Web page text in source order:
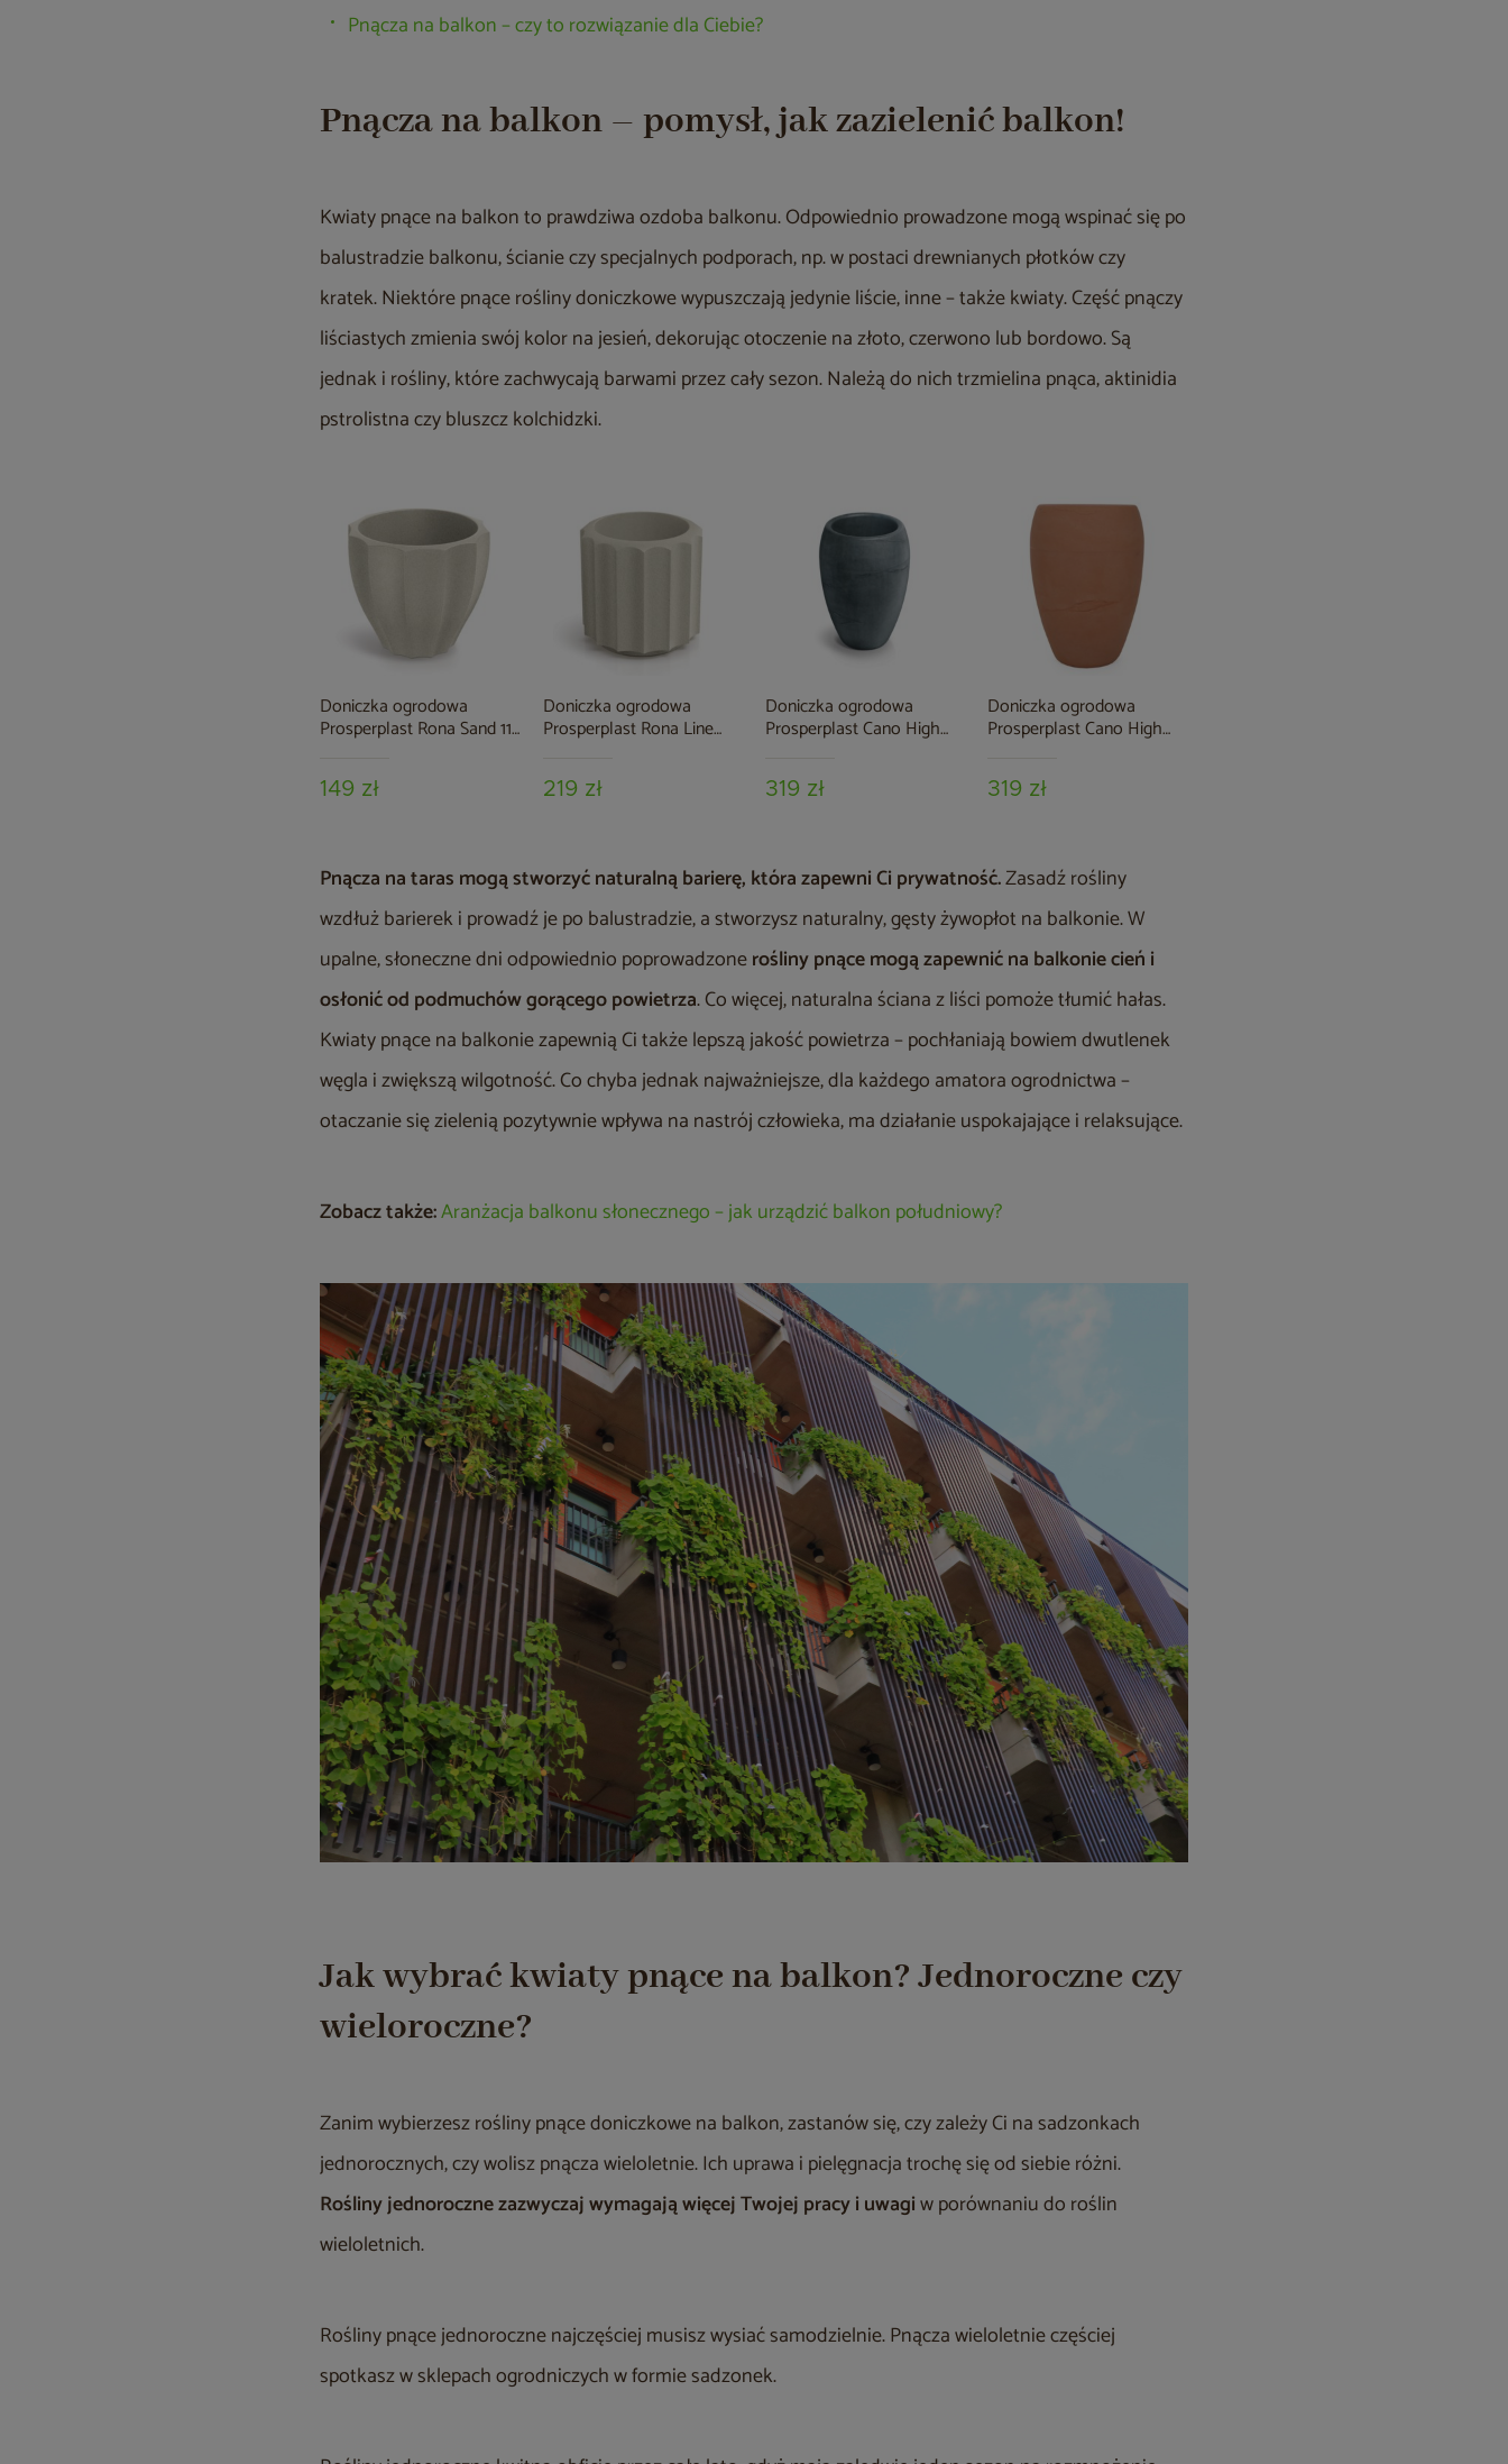
Pnącza na balkon – czy to rozwiązanie dla Ciebie?
Pnącza na balkon – pomysł, jak zazielenić balkon!
Kwiaty pnące na balkon to prawdziwa ozdoba balkonu. Odpowiednio prowadzone mogą wspinać się po
balustradzie balkonu, ścianie czy specjalnych podporach, np. w postaci drewnianych płotków czy
kratek. Niektóre pnące rośliny doniczkowe wypuszczają jedynie liście, inne – także kwiaty. Część pnączy
liściastych zmienia swój kolor na jesień, dekorując otoczenie na złoto, czerwono lub bordowo. Są
jednak i rośliny, które zachwycają barwami przez cały sezon. Należą do nich trzmielina pnąca, aktinidia
pstrolistna czy bluszcz kolchidzki.
Doniczka ogrodowa
Prosperplast Rona Sand 11
149 zł
Doniczka ogrodowa
Prosperplast Rona Line
219 zł
Doniczka ogrodowa
Prosperplast Cano High
319 zł
Doniczka ogrodowa
Prosperplast Cano High
319 zł
Pnącza na taras mogą stworzyć naturalną barierę, która zapewni Ci prywatność.Zasadź rośliny
wzdłuż barierek i prowadź je po balustradzie, a stworzysz naturalny, gęsty żywopłot na balkonie. W
upalne, słoneczne dni odpowiednio poprowadzonerośliny pnące mogą zapewnić na balkonie cień i
osłonić od podmuchów gorącego powietrza. Co więcej, naturalna ściana z liści pomoże tłumić hałas.
Kwiaty pnące na balkonie zapewnią Ci także lepszą jakość powietrza – pochłaniają bowiem dwutlenek
węgla i zwiększą wilgotność. Co chyba jednak najważniejsze, dla każdego amatora ogrodnictwa –
otaczanie się zielenią pozytywnie wpływa na nastrój człowieka, ma działanie uspokajające i relaksujące.
Zobacz także:Aranżacja balkonu słonecznego – jak urządzić balkon południowy?
Jak wybrać kwiaty pnące na balkon? Jednoroczne czy
wieloroczne?
Zanim wybierzesz rośliny pnące doniczkowe na balkon, zastanów się, czy zależy Ci na sadzonkach
jednorocznych, czy wolisz pnącza wieloletnie. Ich uprawa i pielęgnacja trochę się od siebie różni.
Rośliny jednoroczne zazwyczaj wymagają więcej Twojej pracy i uwagiw porównaniu do roślin
wieloletnich.
Rośliny pnące jednoroczne najczęściej musisz wysiać samodzielnie. Pnącza wieloletnie częściej
spotkasz w sklepach ogrodniczych w formie sadzonek.